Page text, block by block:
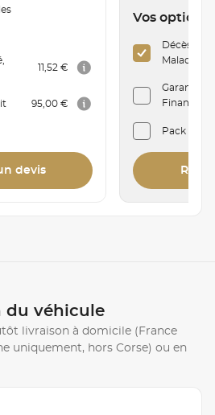
11,52 €
95,00 €
devis
Vos options
Décès,
Maladie
Garantie
Financière
Pack Auto
du véhicule
livraison à domicile (France
uniquement, hors Corse) ou en